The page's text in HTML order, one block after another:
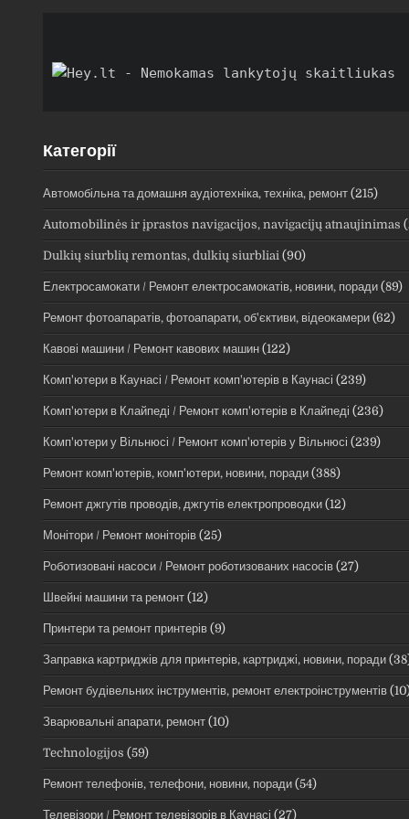
Категорії
Автомобільна та домашня аудіотехніка, техніка, ремонт (215)
Automobilinės ir įprastos navigacijos, navigacijų atnaujinimas
Dulkių siurblių remontas, dulkių siurbliai (90)
Електросамокати / Ремонт електросамокатів, новини, поради (89)
Ремонт фотоапаратів, фотоапарати, об'єктиви, відеокамери (62)
Кавові машини / Ремонт кавових машин (122)
Комп'ютери в Каунасі / Ремонт комп'ютерів в Каунасі (239)
Комп'ютери в Клайпеді / Ремонт комп'ютерів в Клайпеді (236)
Комп'ютери у Вільнюсі / Ремонт комп'ютерів у Вільнюсі (239)
Ремонт комп'ютерів, комп'ютери, новини, поради (388)
Ремонт джгутів проводів, джгутів електропроводки (12)
Монітори / Ремонт моніторів (25)
Роботизовані насоси / Ремонт роботизованих насосів (27)
Швейні машини та ремонт (12)
Принтери та ремонт принтерів (9)
Заправка картриджів для принтерів, картриджі, новини, поради
Ремонт будівельних інструментів, ремонт електроінструментів
Зварювальні апарати, ремонт (10)
Technologijos (59)
Ремонт телефонів, телефони, новини, поради (54)
Телевізори / Ремонт телевізорів в Каунасі (27)